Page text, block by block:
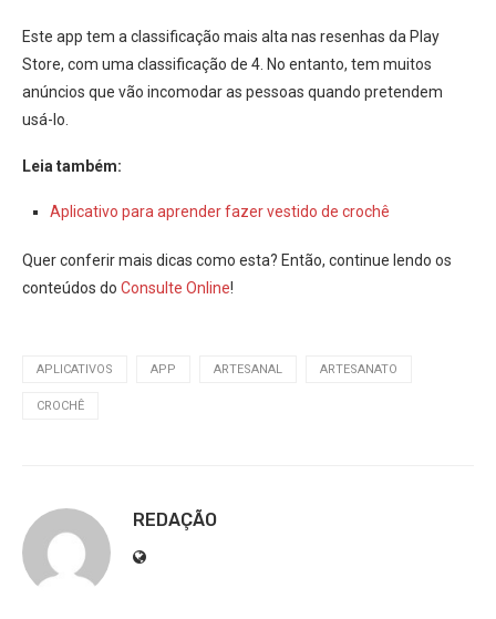
Este app tem a classificação mais alta nas resenhas da Play
Store, com uma classificação de 4. No entanto, tem muitos
anúncios que vão incomodar as pessoas quando pretendem
usá-lo.
Leia também:
Aplicativo para aprender fazer vestido de crochê
Quer conferir mais dicas como esta? Então, continue lendo os
conteúdos do Consulte Online!
APLICATIVOS APP ARTESANAL ARTESANATO
CROCHÊ
REDAÇÃO